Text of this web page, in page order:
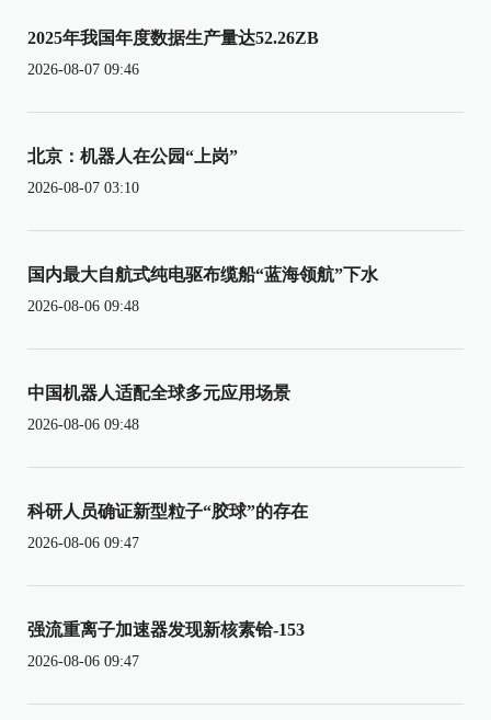
2025年我国年度数据生产量达52.26ZB
2026-08-07 09:46
北京：机器人在公园“上岗”
2026-08-07 03:10
国内最大自航式纯电驱布缆船“蓝海领航”下水
2026-08-06 09:48
中国机器人适配全球多元应用场景
2026-08-06 09:48
科研人员确证新型粒子“胶球”的存在
2026-08-06 09:47
强流重离子加速器发现新核素铪-153
2026-08-06 09:47